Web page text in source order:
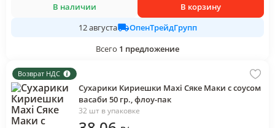
В наличии
В корзину
12 августа
ОпенТрейдГрупп
Всего 1 предложение
Возврат НДС
Сухарики Кириешки Maxi Сяке Маки с соусом
васаби 50 гр., флоу-пак
32 шт в упаковке